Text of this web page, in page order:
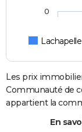
0
Les prix
Communauté de
appartient la
En